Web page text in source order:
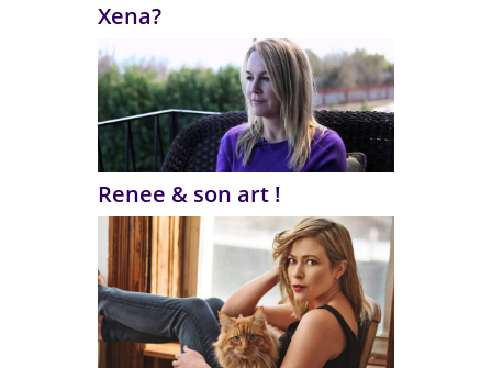
Xena?
Renee & son art !